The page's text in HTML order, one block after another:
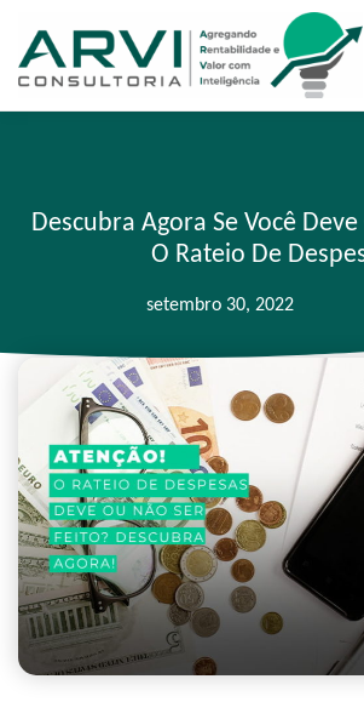
Descubra Agora Se Você
O Rateio De
setembro 30, 2022